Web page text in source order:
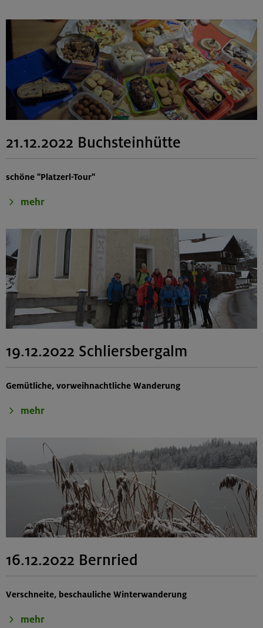
21.12.2022 Buchsteinhütte
schöne "Platzerl-Tour"
mehr
19.12.2022 Schliersbergalm
Gemütliche, vorweihnachtliche Wanderung
mehr
16.12.2022 Bernried
Verschneite, beschauliche Winterwanderung
mehr